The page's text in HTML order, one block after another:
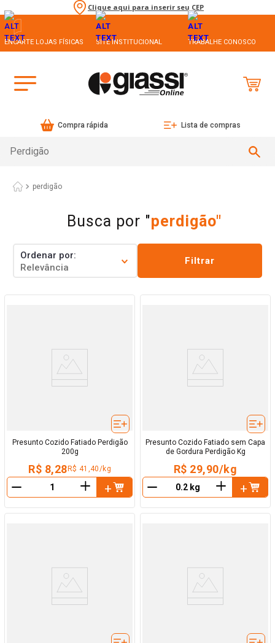
Clique aqui para inserir seu CEP
ENCARTE LOJAS FÍSICAS SITE INSTITUCIONAL TRABALHE CONOSCO
Compra rápida Lista de compras
perdigão
perdigão
Ordenar por
Relevância
Filtrar
Presunto Cozido Fatiado Perdigão
200g
R$ 8,28 R$ 41,40/kg
＋
Presunto Cozido Fatiado sem Capa
de Gordura Perdigão Kg
R$ 29,90/kg
＋